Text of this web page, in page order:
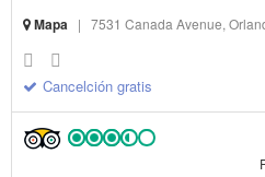
Mapa | 7531 Canada Avenue,
Cancelción gratis